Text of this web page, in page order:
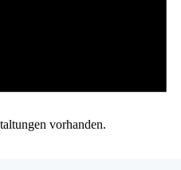
vorhanden.